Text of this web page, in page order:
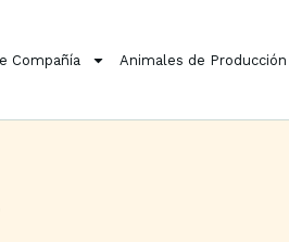
Compañía Animales de Producción